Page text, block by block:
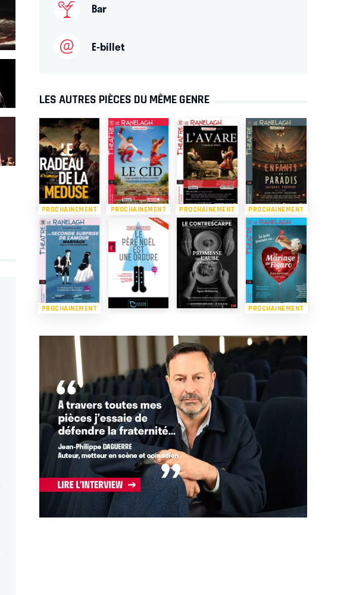
Bar
E-billet
LES AUTRES PIÈCES DU MÊME GENRE
PROCHAINEMENT PROCHAINEMENT PROCHAINEMENT PROCHAINEMENT
PROCHAINEMENT PROCHAINEMENT